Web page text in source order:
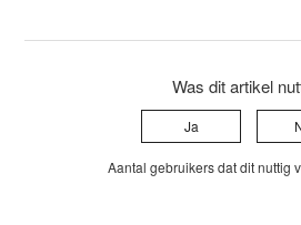
Was dit artikel
Ja
Aantal gebruikers dat dit nuttig